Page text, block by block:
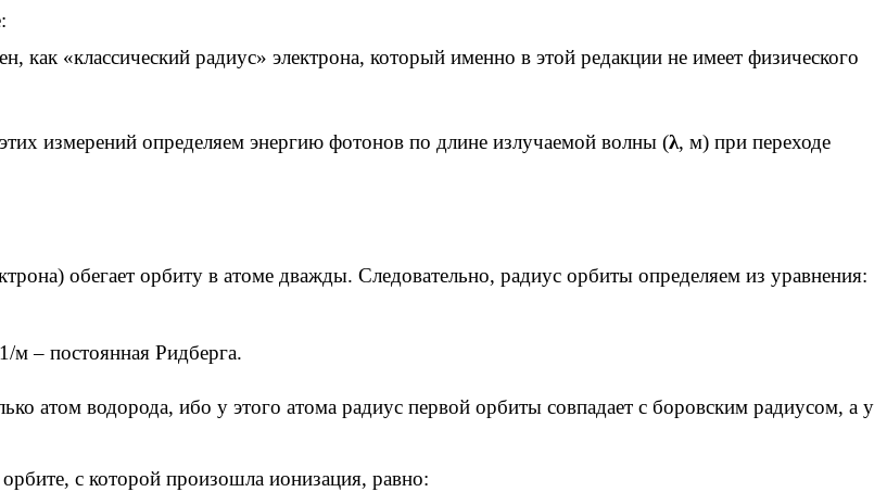
как «классический радиус» электрона, который именно в этой редакции не имеет физического
измерений определяем энергию фотонов по длине излучаемой волны (λ, м) при переходе
обегает орбиту в атоме дважды. Следовательно, радиус орбиты определяем из уравнения:
1/м – постоянная Ридберга.
атом водорода, ибо у этого атома радиус первой орбиты совпадает с боровским радиусом, а у
с которой произошла ионизация, равно: